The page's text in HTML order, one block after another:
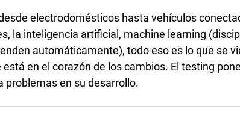
electrodomésticos hasta vehículos
la inteligencia artificial, machine learning
automáticamente), todo eso es lo que se
en el corazón de los cambios. El testing
problemas en su desarrollo.